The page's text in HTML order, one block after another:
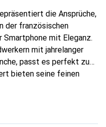
die Ansprüche,
der französischen
mit Eleganz.
mit jahrelanger
passt es perfekt zu
bieten seine feinen
Smartphone.
Wahl für eine